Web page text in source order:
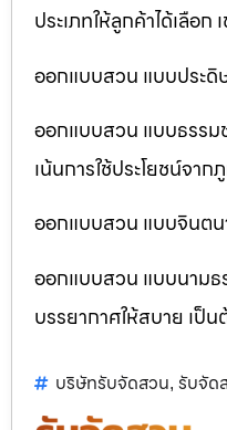
ประเภทให้ลูกค้าได้เลือก
ออกแบบสวน แบบประดิ
ออกแบบสวน แบบธรร
เน้นการใช้ประโยชน์จาก
ออกแบบสวน แบบจินตน
ออกแบบสวน แบบนามธ
บรรยากาศให้สบาย เป็น
บริษัทรับจัดสวน, รับจัด